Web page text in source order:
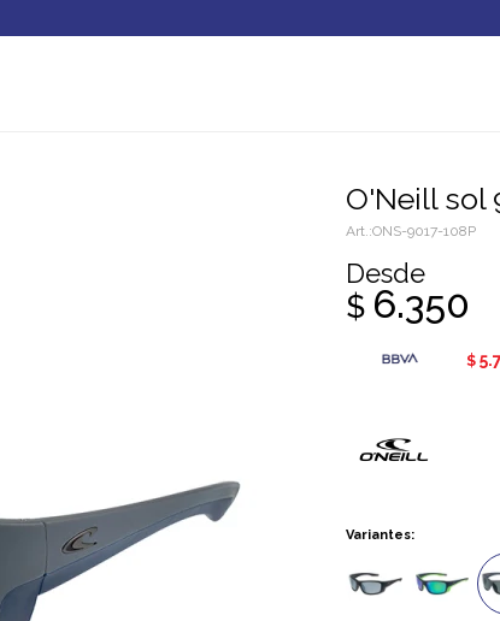
O'Neill
ONS-9017-108P
Desde
$ 6.350
$
Variantes: